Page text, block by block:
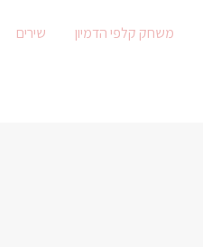
משחק קלפי הדמיון שירים